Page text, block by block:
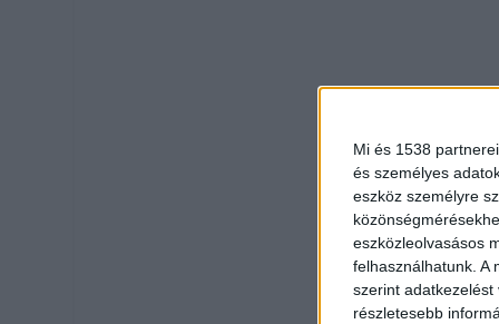
Mi és 1538
és személyes
eszköz személyre
eszközleolvasásos
felhasználhatunk. A
szerint
részletesebb